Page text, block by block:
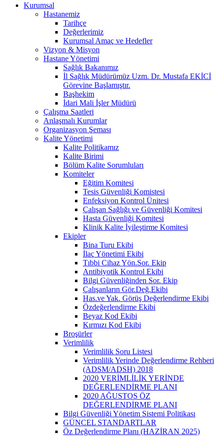
Kurumsal
Hastanemiz
Tarihçe
Değerlerimiz
Kurumsal Amaç ve Hedefler
Vizyon & Misyon
Hastane Yönetimi
Sağlık Bakanımız
İl Sağlık Müdürümüz Uzm. Dr. Mustafa EKİCİ
Görevine Başlamıştır.
Başhekim
İdari Mali İşler Müdürü
Çalışma Saatleri
Anlaşmalı Kurumlar
Organizasyon Şeması
Kalite Yönetimi
Kalite Politikamız
Kalite Birimi
Bölüm Kalite Sorumluları
Komiteler
Eğitim Komitesi
Tesis Güvenliği Komistesi
Enfeksiyon Kontrol Ünitesi
Çalışan Sağlığı ve Güvenliği Komitesi
Hasta Güvenliği Komitesi
Klinik Kalite İyileştirme Komitesi
Ekipler
Bina Turu Ekibi
İlaç Yönetimi Ekibi
Tıbbi Cihaz Yön.Sor. Ekip
Antibiyotik Kontrol Ekibi
Bilgi Güvenliğinden Sor. Ekip
Çalışanların Gör.Değ.Ekibi
Has.ve Yak. Görüş Değerlendirme Ekibi
Özdeğerlendirme Ekibi
Beyaz Kod Ekibi
Kırmızı Kod Ekibi
Broşürler
Verimlilik
Verimlilik Soru Listesi
Verimlilik Yerinde Değerlendirme Rehberi
(ADSM/ADSH) 2018
2020 VERİMLİLİK YERİNDE
DEĞERLENDİRME PLANI
2020 AĞUSTOS ÖZ
DEĞERLENDİRME PLANI
Bilgi Güvenliği Yönetim Sistemi Politikası
GÜNCEL STANDARTLAR
Öz Değerlendirme Planı (HAZİRAN 2025)